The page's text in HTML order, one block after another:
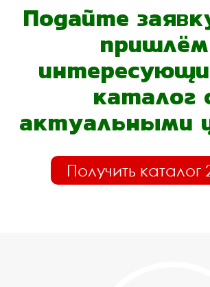
Подайте
пришлём
каталог
актуальными
Получить каталог